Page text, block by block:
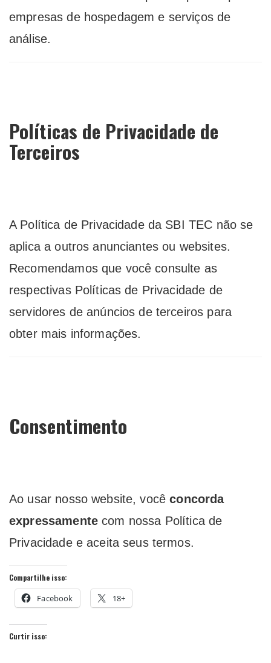
empresas de hospedagem e serviços de
análise.
Políticas de Privacidade de
Terceiros
A Política de Privacidade da SBI TEC não se
aplica a outros anunciantes ou websites.
Recomendamos que você consulte as
respectivas Políticas de Privacidade de
servidores de anúncios de terceiros para
obter mais informações.
Consentimento
Ao usar nosso website, vocêconcorda
expressamentecom nossa Política de
Privacidade e aceita seus termos.
Compartilhe isso:
Facebook 18+
Curtir isso: